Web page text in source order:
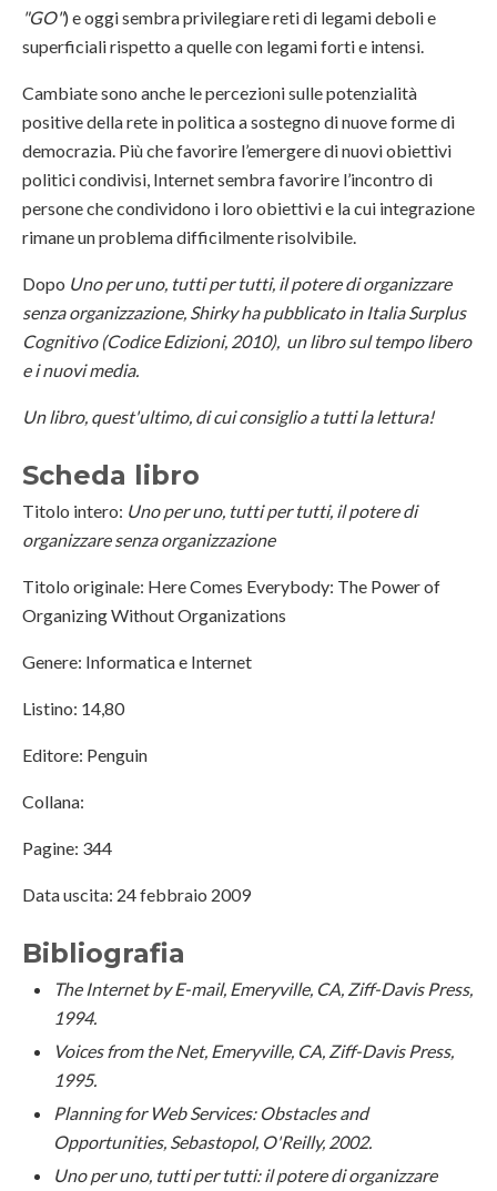
"GO") e oggi sembra privilegiare reti di legami deboli e
superficiali rispetto a quelle con legami forti e intensi.
Cambiate sono anche le percezioni sulle potenzialità
positive della rete in politica a sostegno di nuove forme di
democrazia. Più che favorire l’emergere di nuovi obiettivi
politici condivisi, Internet sembra favorire l’incontro di
persone che condividono i loro obiettivi e la cui integrazione
rimane un problema difficilmente risolvibile.
Dopo Uno per uno, tutti per tutti, il potere di organizzare
senza organizzazione, Shirky ha pubblicato in Italia Surplus
Cognitivo (Codice Edizioni, 2010), un libro sul tempo libero
e i nuovi media.
Un libro, quest'ultimo, di cui consiglio a tutti la lettura!
Scheda libro
Titolo intero: Uno per uno, tutti per tutti, il potere di
organizzare senza organizzazione
Titolo originale: Here Comes Everybody: The Power of
Organizing Without Organizations
Genere: Informatica e Internet
Listino: 14,80
Editore: Penguin
Collana:
Pagine: 344
Data uscita: 24 febbraio 2009
Bibliografia
The Internet by E-mail, Emeryville, CA, Ziff-Davis Press,
1994.
Voices from the Net, Emeryville, CA, Ziff-Davis Press,
1995.
Planning for Web Services: Obstacles and
Opportunities, Sebastopol, O'Reilly, 2002.
Uno per uno, tutti per tutti: il potere di organizzare